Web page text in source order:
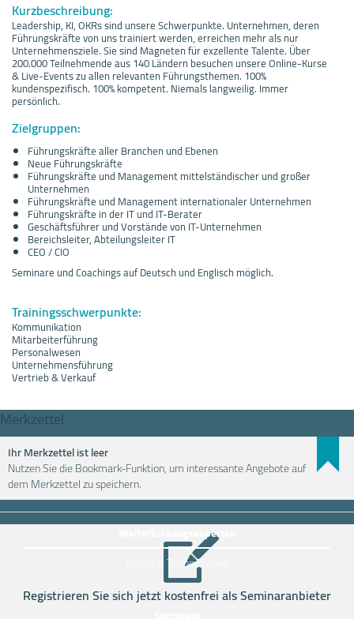
Kurzbeschreibung:
Leadership, KI, OKRs sind unsere Schwerpunkte. Unternehmen, deren
Führungskräfte von uns trainiert werden, erreichen mehr als nur
Unternehmensziele. Sie sind Magneten für exzellente Talente. Über
200.000 Teilnehmende aus 140 Ländern besuchen unsere Online-Kurse
& Live-Events zu allen relevanten Führungsthemen. 100%
kundenspezifisch. 100% kompetent. Niemals langweilig. Immer
persönlich.
Zielgruppen:
Führungskräfte aller Branchen und Ebenen
Neue Führungskräfte
Führungskräfte und Management mittelständischer und großer
Unternehmen
Führungskräfte und Management internationaler Unternehmen
Führungskräfte in der IT und IT-Berater
Geschäftsführer und Vorstände von IT-Unternehmen
Bereichsleiter, Abteilungsleiter IT
CEO / CIO
Seminare und Coachings auf Deutsch und Englisch möglich.
Trainingsschwerpunkte:
Kommunikation
Mitarbeiterführung
Personalwesen
Unternehmensführung
Vertrieb & Verkauf
Merkzettel
Ihr Merkzettel ist leer
Nutzen Sie die Bookmark-Funktion, um interessante Angebote auf
dem Merkzettel zu speichern.
Registrieren Sie sich jetzt kostenfrei als Seminaranbieter
Weiterbildung einfach finden
Weiterbildungsexperten
Coach & Trainer finden